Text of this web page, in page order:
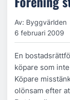
Av: Byggvärlden
6 februari 2009
En
köpare som
Köpare
olönsam efter